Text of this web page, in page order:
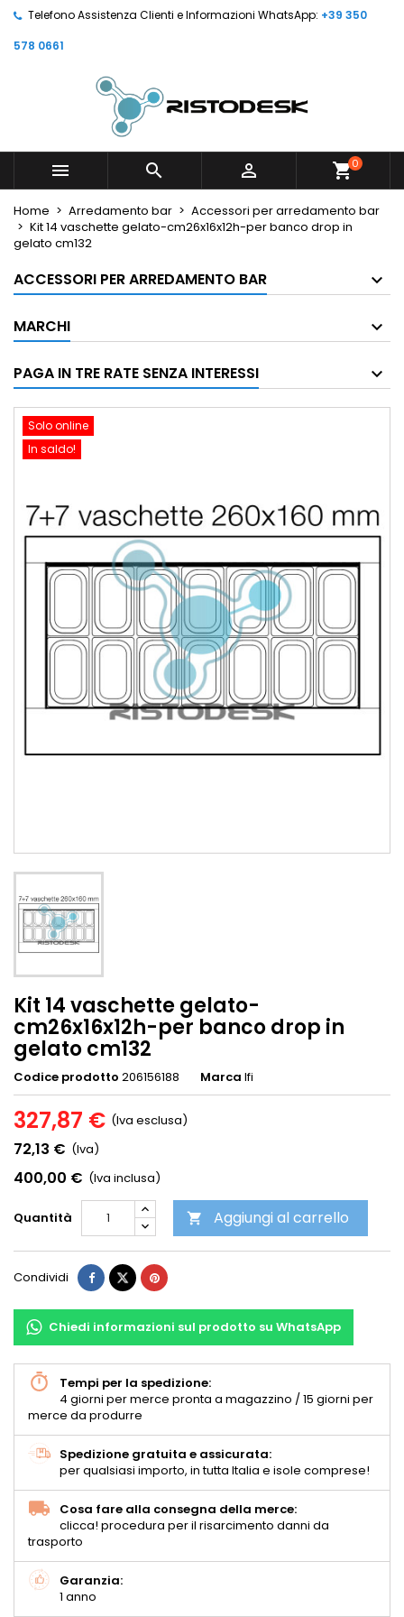
Telefono Assistenza Clienti e Informazioni WhatsApp: +39 350
578 0661
   shopping_cart0
Home Arredamento bar
Accessori per arredamento bar
Kit 14 vaschette gelato-cm26x16x12h-per banco drop in
gelato cm132
ACCESSORI PER ARREDAMENTO BAR
MARCHI
PAGA IN TRE RATE SENZA INTERESSI
Solo online
In saldo!
Kit 14 vaschette gelato-
cm26x16x12h-per banco drop in
gelato cm132
Codice prodotto 206156188 Marca Ifi
327,87 € (Iva esclusa)
72,13 € (Iva)
400,00 € (Iva inclusa)
Quantità  Aggiungi al carrello
Condividi
Chiedi informazioni sul prodotto su WhatsApp
Tempi per la spedizione:
4 giorni per merce pronta a magazzino / 15 giorni per
merce da produrre
Spedizione gratuita e assicurata:
per qualsiasi importo, in tutta Italia e isole comprese!
Cosa fare alla consegna della merce:
clicca! procedura per il risarcimento danni da
trasporto
Garanzia:
1 anno